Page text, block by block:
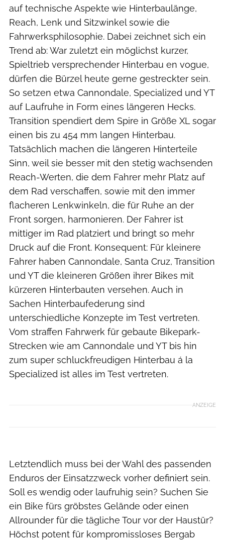
auf technische Aspekte wie Hinterbaulänge,
Reach, Lenk und Sitzwinkel sowie die
Fahrwerksphilosophie. Dabei zeichnet sich ein
Trend ab: War zuletzt ein möglichst kurzer,
Spieltrieb versprechender Hinterbau en vogue,
dürfen die Bürzel heute gerne gestreckter sein.
So setzen etwa Cannondale, Specialized und YT
auf Laufruhe in Form eines längeren Hecks.
Transition spendiert dem Spire in Größe XL sogar
einen bis zu 454 mm langen Hinterbau.
Tatsächlich machen die längeren Hinterteile
Sinn, weil sie besser mit den stetig wachsenden
Reach-Werten, die dem Fahrer mehr Platz auf
dem Rad verschaffen, sowie mit den immer
flacheren Lenkwinkeln, die für Ruhe an der
Front sorgen, harmonieren. Der Fahrer ist
mittiger im Rad platziert und bringt so mehr
Druck auf die Front. Konsequent: Für kleinere
Fahrer haben Cannondale, Santa Cruz, Transition
und YT die kleineren Größen ihrer Bikes mit
kürzeren Hinterbauten versehen. Auch in
Sachen Hinterbaufederung sind
unterschiedliche Konzepte im Test vertreten.
Vom straffen Fahrwerk für gebaute Bikepark-
Strecken wie am Cannondale und YT bis hin
zum super schluckfreudigen Hinterbau á la
Specialized ist alles im Test vertreten.
ANZEIGE
Letztendlich muss bei der Wahl des passenden
Enduros der Einsatzzweck vorher definiert sein.
Soll es wendig oder laufruhig sein? Suchen Sie
ein Bike fürs gröbstes Gelände oder einen
Allrounder für die tägliche Tour vor der Haustür?
Höchst potent für kompromissloses Bergab